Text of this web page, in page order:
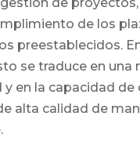
de los
preestablecidos.
se traduce en una
en la capacidad de
alta calidad de